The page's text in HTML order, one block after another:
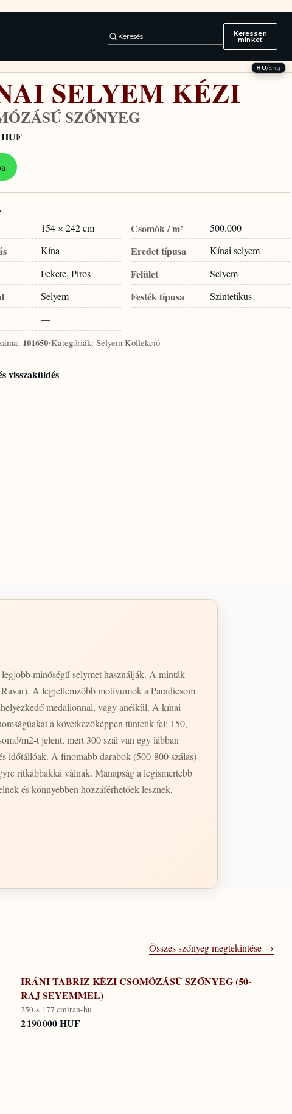
Keresés Keressen
minket
HU/Eng
SELYEM KÉZI
SZŐNYEG
HUF
154 × 242 cm Csomók / m² 500.000
Kína Eredet típusa Kínai selyem
Fekete, Piros Felület Selyem
Selyem Festék típusa Szintetikus
—
101650•Kategóriák: Selyem Kollekció
visszaküldés
minőségű selymet használják. A minták
A legjellemzőbb motívumok a Paradicsom
medalionnal, vagy anélkül. A kínai
a következőképpen tüntetik fel: 150,
m2-t jelent, mert 300 szál van egy lábban
800 szálas)
ritkábbakká válnak. Manapság a legismertebb
és könnyebben hozzáférhetőek lesznek,
Összes szőnyeg megtekintése →
IRÁNI TABRIZ KÉZI CSOMÓZÁSÚ SZŐNYEG (50-
RAJ SEYEMMEL)
250 × 177 cmiran-hu
2 190 000 HUF